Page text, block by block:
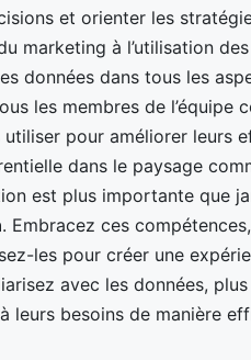
et orienter les
marketing à l’utilisation
données dans tous les
les membres de l’équipe
pour améliorer leurs
dans le paysage
est plus importante que
. Embracez ces
les pour créer une
avec les données,
leurs besoins de manière